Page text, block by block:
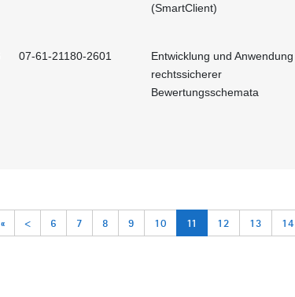
(SmartClient)
07-61-21180-2601
Entwicklung und Anwendung
rechtssicherer
Bewertungsschemata
« < 6 7 8 9 10 11 12 13 14